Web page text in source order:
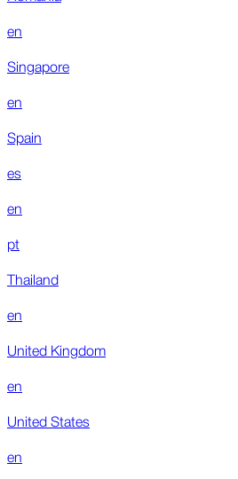
en
Singapore
en
Spain
es
en
pt
Thailand
en
United Kingdom
en
United States
en